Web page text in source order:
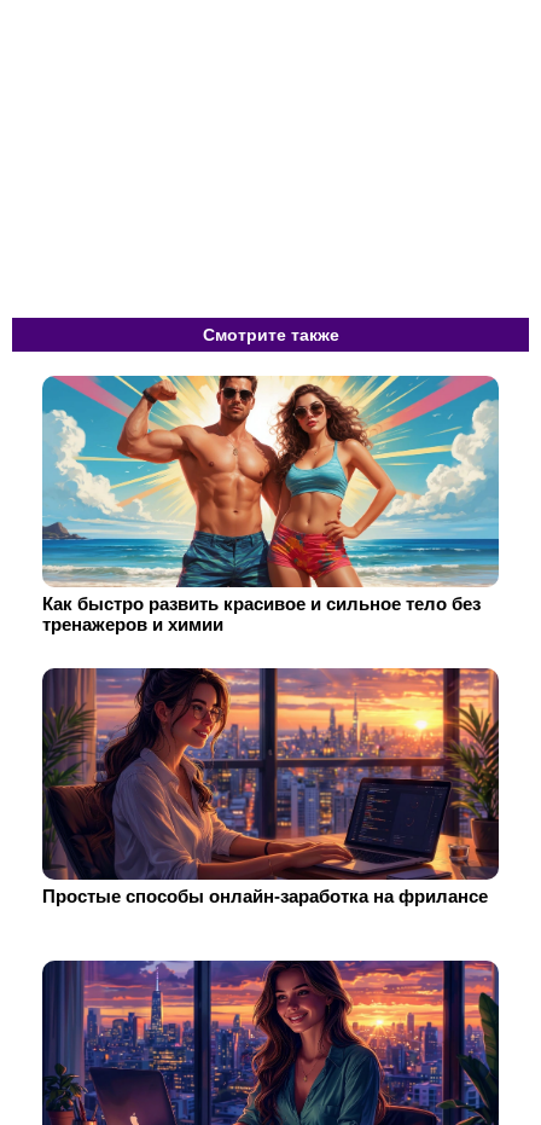
Смотрите также
Как быстро развить красивое и сильное тело без
тренажеров и химии
Простые способы онлайн-заработка на фрилансе